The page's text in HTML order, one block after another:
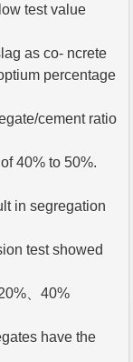
test value
as co- ncrete
percentage
cement ratio
40% to 50%.
in segregation
test showed
、40%
have the